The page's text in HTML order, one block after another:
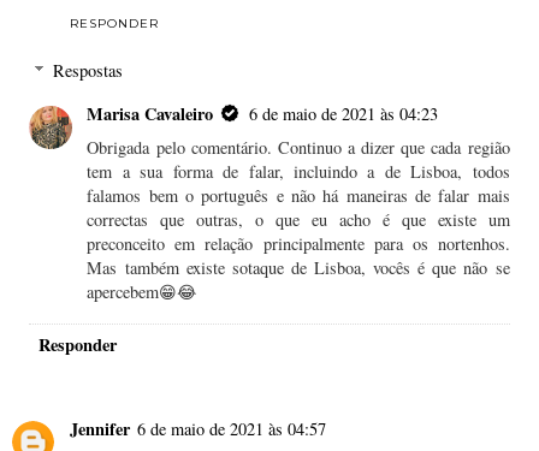
RESPONDER
Respostas
Marisa Cavaleiro
6 de maio de 2021 às 04:23
Obrigada pelo comentário. Continuo a dizer que cada região
tem a sua forma de falar, incluindo a de Lisboa, todos
falamos bem o português e não há maneiras de falar mais
correctas que outras, o que eu acho é que existe um
preconceito em relação principalmente para os nortenhos.
Mas também existe sotaque de Lisboa, vocês é que não se
apercebem😁😂
Responder
Jennifer 6 de maio de 2021 às 04:57